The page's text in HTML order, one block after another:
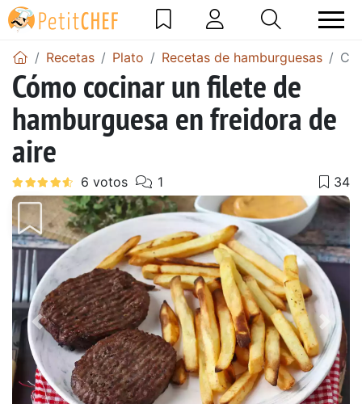
Recetas Plato Recetas de hamburguesas
Cómo cocinar un filete de
hamburguesa en freidora de
aire
Anterior